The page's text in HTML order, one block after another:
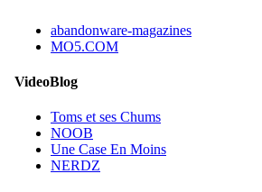
abandonware-magazines
MO5.COM
VideoBlog
Toms et ses Chums
NOOB
Une Case En Moins
NERDZ